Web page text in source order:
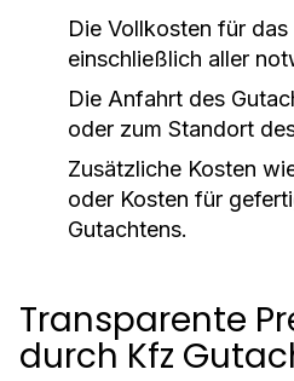
Die Vollkosten für das
einschließlich aller
Die Anfahrt des
oder zum Standort
Zusätzliche Kosten
oder Kosten für
Gutachtens.
Transparente
durch Kfz